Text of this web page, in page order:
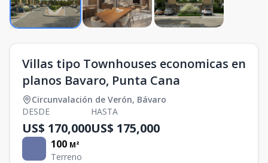
Villas tipo Townhouses economicas en
planos Bavaro, Punta Cana
Circunvalación de Verón, Bávaro
DESDE
US$ 170,000
HASTA
US$ 175,000
100 M²
Terreno